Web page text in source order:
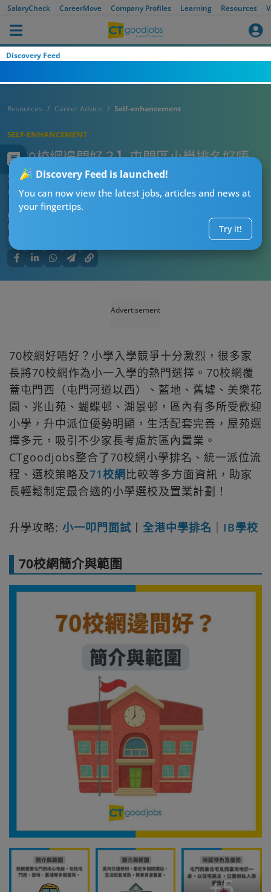
SalaryCheck CareerMove Company Profiles Learning Resources
Discovery Feed
Discovery Feed is launched!
You can now view the latest jobs, articles and news at
your fingertips.
Try it!
Resources Career Advice Self-enhancement
SELF-ENHANCEMENT
【70校網邊間好？】屯門區小學排名好唔
好？同71校網相比邊個好？選校＋屋苑策略
懶人包！
CTgoodjobs’ Editor
Published:
Updated:
Advertisement
70校網好唔好？小學入學競爭十分激烈，很多家
長將70校網作為小一入學的熱門選擇。70校網覆
蓋屯門西（屯門河道以西）、藍地、舊墟、美樂花
園、兆山苑、蝴蝶邨、湖景邨，區內有多所受歡迎
小學，升中派位優勢明顯，生活配套完善，屋苑選
擇多元，吸引不少家長考慮於區內置業。
CTgoodjobs整合了70校網小學排名、統一派位流
程、選校策略及71校網 比較等多方面資訊，助家
長輕鬆制定最合適的小學選校及置業計劃！
升學攻略: 小一叩門面試 丨 全港中學排名 IB學校
70校網簡介與範圍